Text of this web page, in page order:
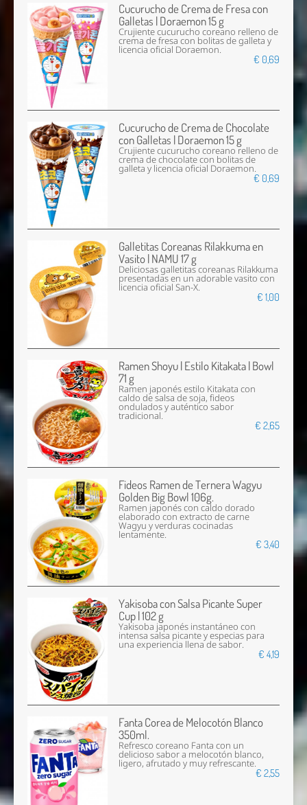
Cucurucho de Crema de Fresa con
Galletas | Doraemon 15 g
Crujiente cucurucho coreano relleno de
crema de fresa con bolitas de galleta y
licencia oficial Doraemon.
€ 0,69
Cucurucho de Crema de Chocolate
con Galletas | Doraemon 15 g
Crujiente cucurucho coreano relleno de
crema de chocolate con bolitas de
galleta y licencia oficial Doraemon.
€ 0,69
Galletitas Coreanas Rilakkuma en
Vasito | NAMU 17 g
Deliciosas galletitas coreanas Rilakkuma
presentadas en un adorable vasito con
licencia oficial San-X.
€ 1,00
Ramen Shoyu | Estilo Kitakata | Bowl
71 g
Ramen japonés estilo Kitakata con
caldo de salsa de soja, fideos
ondulados y auténtico sabor
tradicional.
€ 2,65
Fideos Ramen de Ternera Wagyu
Golden Big Bowl 106g.
Ramen japonés con caldo dorado
elaborado con extracto de carne
Wagyu y verduras cocinadas
lentamente.
€ 3,40
Yakisoba con Salsa Picante Super
Cup | 102 g
Yakisoba japonés instantáneo con
intensa salsa picante y especias para
una experiencia llena de sabor.
€ 4,19
Fanta Corea de Melocotón Blanco
350ml.
Refresco coreano Fanta con un
delicioso sabor a melocotón blanco,
ligero, afrutado y muy refrescante.
€ 2,55